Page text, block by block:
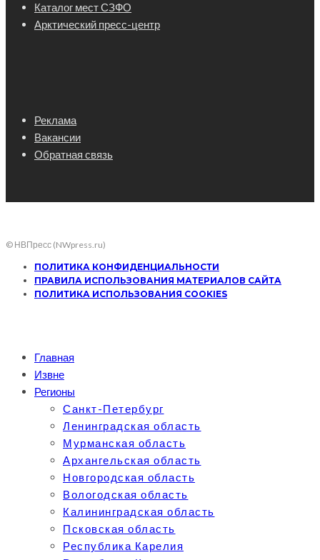
Каталог мест СЗФО
Арктический пресс-центр
Реклама
Вакансии
Обратная связь
© НВПресс (NWpress.ru)
ПОЛИТИКА КОНФИДЕНЦИАЛЬНОСТИ
ПРАВИЛА ИСПОЛЬЗОВАНИЯ МАТЕРИАЛОВ САЙТА
ПОЛИТИКА ИСПОЛЬЗОВАНИЯ COOKIES
Главная
Извне
Регионы
Санкт-Петербург
Ленинградская область
Мурманская область
Архангельская область
Новгородская область
Вологодская область
Калининградская область
Псковская область
Республика Карелия